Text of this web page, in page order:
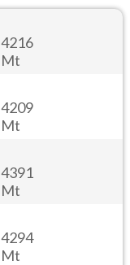
4216
Mt
4209
Mt
4391
Mt
4294
Mt